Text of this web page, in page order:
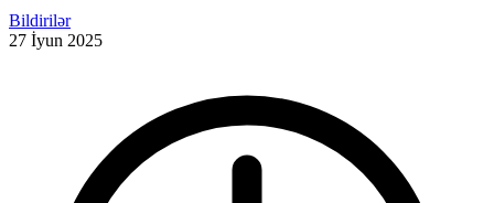
Bildirilər
27 İyun 2025